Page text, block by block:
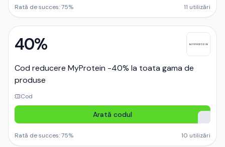
Rată de succes:75% 11 utilizări
40%
Cod reducere MyProtein -40% la toata gama de
produse
Cod
Arată codul
Rată de succes:75% 10 utilizări